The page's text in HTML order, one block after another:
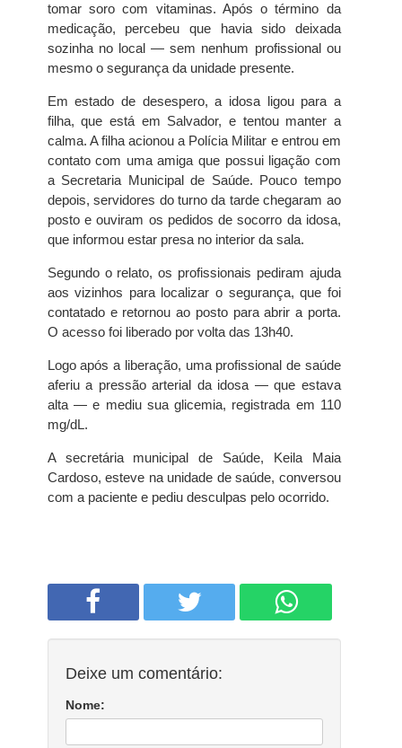
tomar soro com vitaminas. Após o término da
medicação, percebeu que havia sido deixada
sozinha no local — sem nenhum profissional ou
mesmo o segurança da unidade presente.
Em estado de desespero, a idosa ligou para a
filha, que está em Salvador, e tentou manter a
calma. A filha acionou a Polícia Militar e entrou em
contato com uma amiga que possui ligação com
a Secretaria Municipal de Saúde. Pouco tempo
depois, servidores do turno da tarde chegaram ao
posto e ouviram os pedidos de socorro da idosa,
que informou estar presa no interior da sala.
Segundo o relato, os profissionais pediram ajuda
aos vizinhos para localizar o segurança, que foi
contatado e retornou ao posto para abrir a porta.
O acesso foi liberado por volta das 13h40.
Logo após a liberação, uma profissional de saúde
aferiu a pressão arterial da idosa — que estava
alta — e mediu sua glicemia, registrada em 110
mg/dL.
A secretária municipal de Saúde, Keila Maia
Cardoso, esteve na unidade de saúde, conversou
com a paciente e pediu desculpas pelo ocorrido.
Deixe um comentário:
Nome: